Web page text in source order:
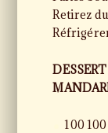
Retirez
100